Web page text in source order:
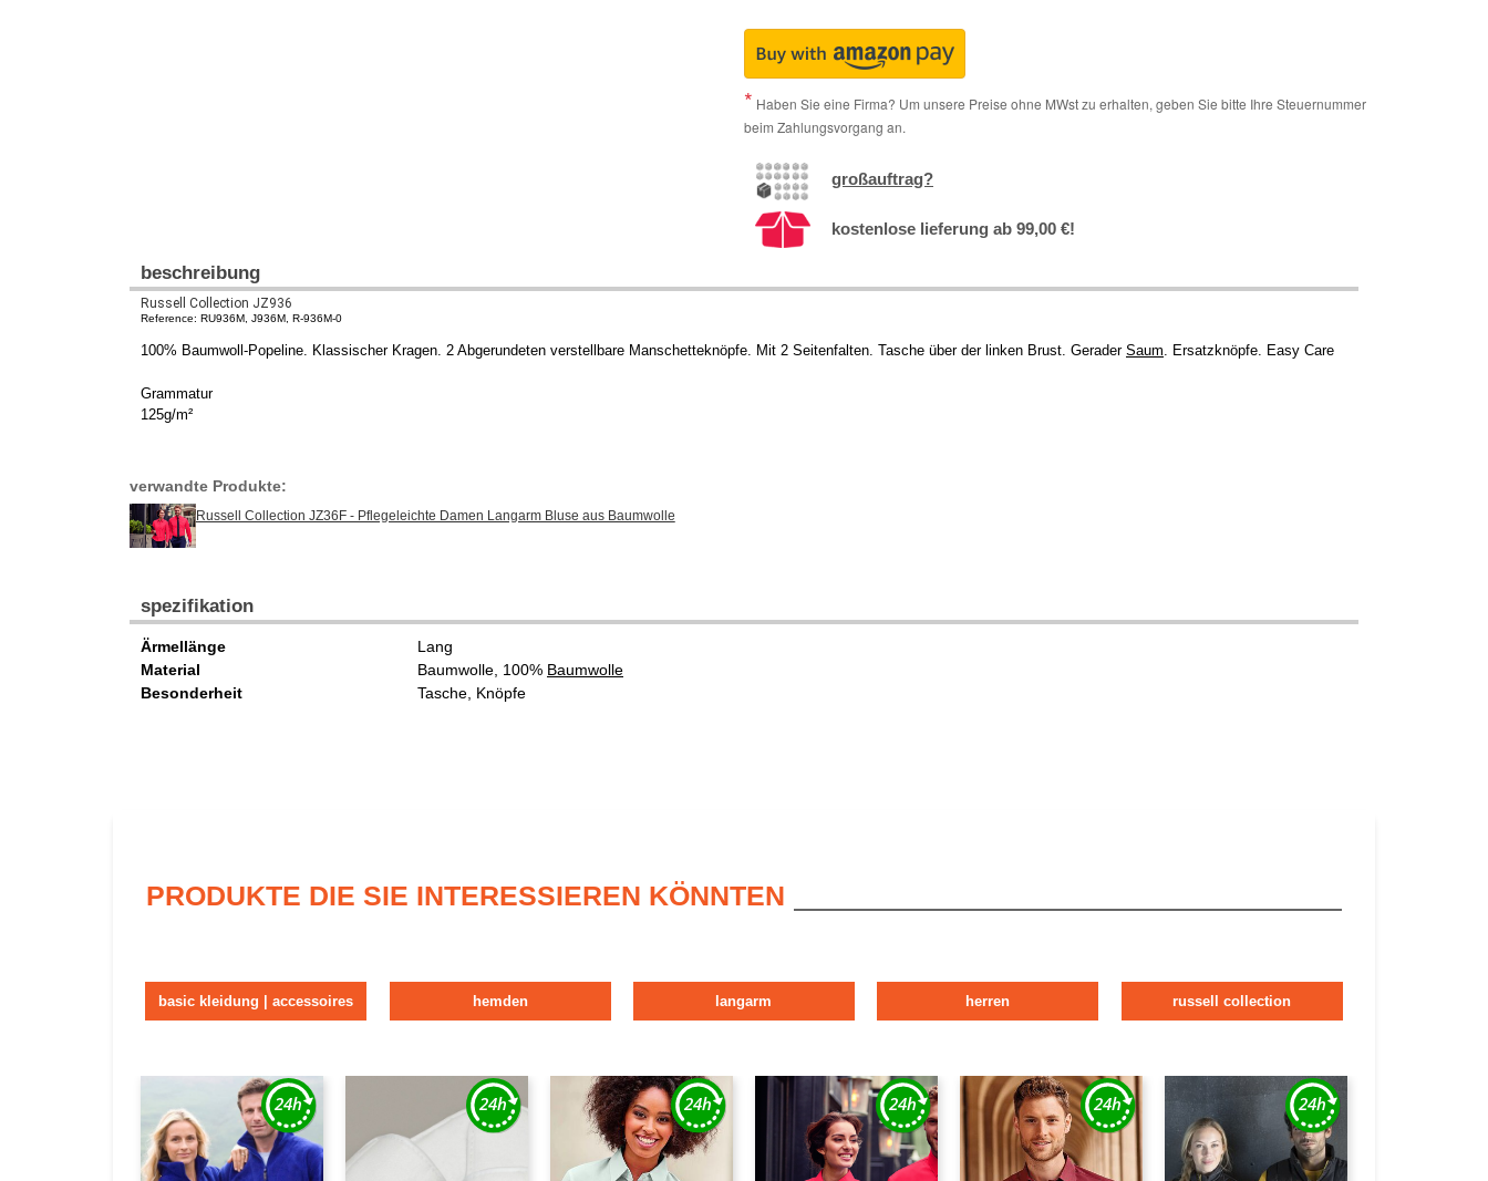
Haben Sie eine Firma? Um unsere Preise ohne MWst zu erhalten, geben Sie bitte Ihre Steuernummer
beim Zahlungsvorgang an.
großauftrag?
kostenlose lieferung ab 99,00 €!
beschreibung
Russell Collection JZ936
Reference: RU936M, J936M, R-936M-0
100% Baumwoll-Popeline. Klassischer Kragen. 2 Abgerundeten verstellbare Manschetteknöpfe. Mit 2 Seitenfalten. Tasche über der linken Brust. Gerader Saum . Ersatzknöpfe. Easy Care
Grammatur
125g/m²
verwandte Produkte:
Russell Collection JZ36F - Pflegeleichte Damen Langarm Bluse aus Baumwolle
spezifikation
Ärmellänge
Lang
Material
Baumwolle, 100% Baumwolle
Besonderheit
Tasche, Knöpfe
PRODUKTE DIE SIE INTERESSIEREN KÖNNTEN
basic kleidung | accessoires hemden langarm herren russell collection